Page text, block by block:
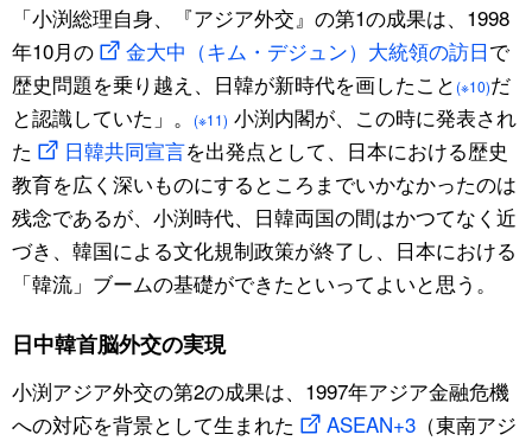
「小渕総理自身、『アジア外交』の第1の成果は、1998
年10月の
金大中（キム・デジュン）大統領の訪日で
歴史問題を乗り越え、日韓が新時代を画したこと (※10)だ
と認識していた」。
(※11) 小渕内閣が、この時に発表され
た
日韓共同宣言を出発点として、日本における歴史
教育を広く深いものにするところまでいかなかったのは
残念であるが、小渕時代、日韓両国の間はかつてなく近
づき、韓国による文化規制政策が終了し、日本における
「韓流」ブームの基礎ができたといってよいと思う。
日中韓首脳外交の実現
小渕アジア外交の第2の成果は、1997年アジア金融危機
への対応を背景として生まれた
ASEAN+3（東南アジ